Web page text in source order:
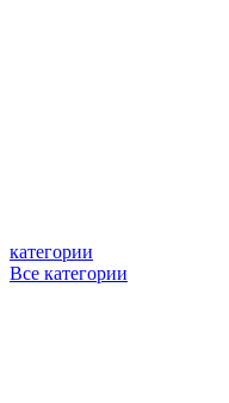
категории
Все категории